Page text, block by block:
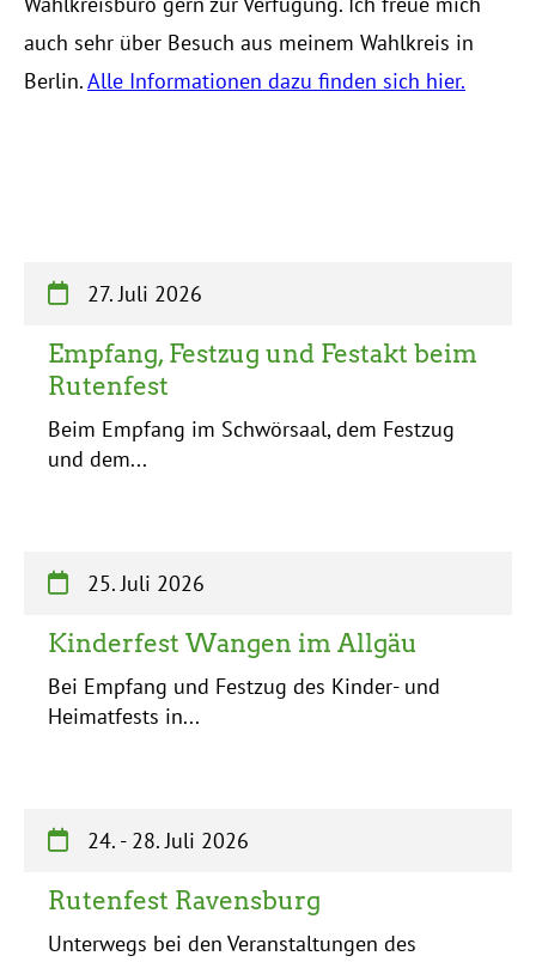
auch sehr über Besuch aus meinem Wahlkreis in
Berlin.Alle Informationen dazu finden sich hier.
27. Juli 2026
Empfang, Festzug und Festakt beim
Rutenfest
Beim Empfang im Schwörsaal, dem Festzug
und dem...
25. Juli 2026
Kinderfest Wangen im Allgäu
Bei Empfang und Festzug des Kinder- und
Heimatfests in...
24. - 28. Juli 2026
Rutenfest Ravensburg
Unterwegs bei den Veranstaltungen des